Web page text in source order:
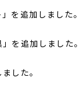
を追加しました。
を追加しました。
した。